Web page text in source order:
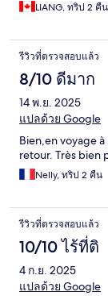
LIANG, ทริป 2 คืน
รีวิวที่ตรวจสอบแล้ว
8/10 ดีมาก
14 พ.ย. 2025
แปลด้วย Google
Bien,en voyage
retour. Très bien
Nelly, ทริป 2 คืน
รีวิวที่ตรวจสอบแล้ว
10/10 ไร้ที่ติ
4 ก.ย. 2025
แปลด้วย Google